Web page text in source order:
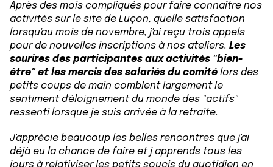
Après des mois compliqués pour faire connaître nos
activités sur le site de Luçon, quelle satisfaction
lorsqu'au mois de novembre, j'ai reçu trois appels
pour de nouvelles inscriptions à nos ateliers. Les
sourires des participantes aux activités "bien-
être" et les mercis des salariés du comité lors des
petits coups de main comblent largement le
sentiment d'éloignement du monde des "actifs"
ressenti lorsque je suis arrivée à la retraite.
J'apprécie beaucoup les belles rencontres que j'ai
déjà eu la chance de faire et j apprends tous les